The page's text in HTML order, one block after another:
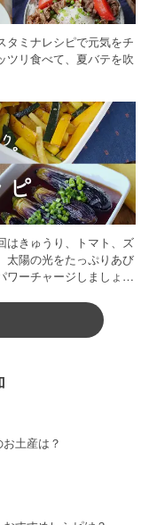
タミナレシピで元気をチ
ツリ食べて、夏バテを吹
はきゅうり、トマト、ズ
太陽の光をたっぷりあび
ワーチャージしましょう
土産は？